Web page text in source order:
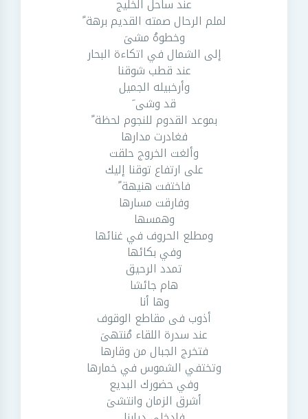
عند ساحل الخليج
لملم الرحال صمته القديم برهة ً
وخطوهُ مشىَ
إلى الشمال في اتكاءة البحار
عند قطب شوقنا
وأرخبيله الجميل
قد وشى َ
بموعد القدوم للنجوم لحظة ً
فغادرت مدارها
وألغت الخروج حلقت
على ارتفاع توقنا إليك
فاختفت هنيهة ً
وفارقت مسارها
وهمسها
ومطلع الحروف في غنائها
وفي بكائها
تمدد الرحيق
هام جائشا
وها أنا
أذوب فى مقاطع الوقوف
عند سدرة اللقاء مُنتهىَ
فتخرج الجبال من وقارها
وتختفي الشموس في خمارها
وفي حضورك البديع
أشرق الزمان وانتشىَ